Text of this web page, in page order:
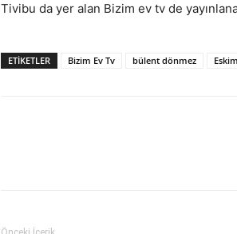
Tivibu da yer alan Bizim ev tv de
ETIKETLER Bizim Ev Tv bülent dönmez